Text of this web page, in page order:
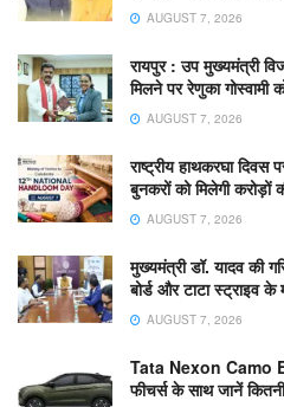
AUGUST 7, 2026
रायपुर : उप मुख्यमंत्री
मिलने पर रेणुका गोस्वामी
AUGUST 7, 2026
राष्ट्रीय हाथकरघा दिवस
बुनकरों को मिलेगी करोड़ों
AUGUST 7, 2026
मुख्यमंत्री डॉ. यादव की
बोर्ड और टाटा स्ट्राइव
AUGUST 7, 2026
Tata Nexon Camo
फीचर्स के साथ जानें